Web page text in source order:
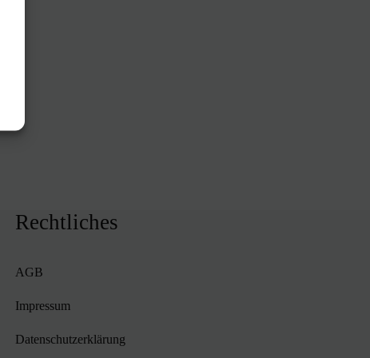
Rechtliches
AGB
Impressum
Datenschutzerklärung